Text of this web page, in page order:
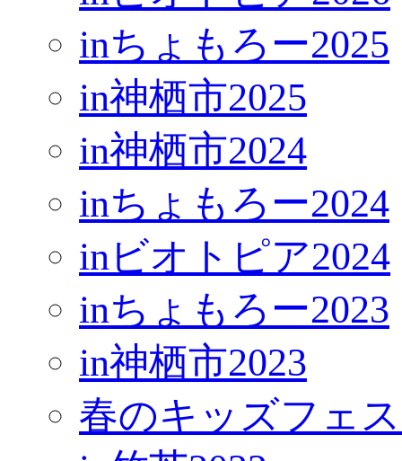
inちょもろー2025
in神栖市2025
in神栖市2024
inちょもろー2024
inビオトピア2024
inちょもろー2023
in神栖市2023
春のキッズフェ